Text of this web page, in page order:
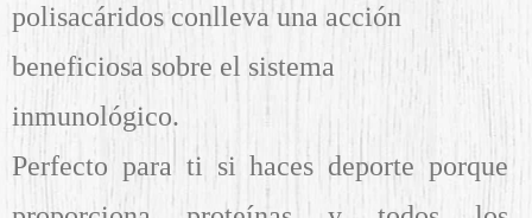
polisacáridos conlleva una acción
beneficiosa sobre el sistema
inmunológico.
Perfecto para ti si haces deporte porque